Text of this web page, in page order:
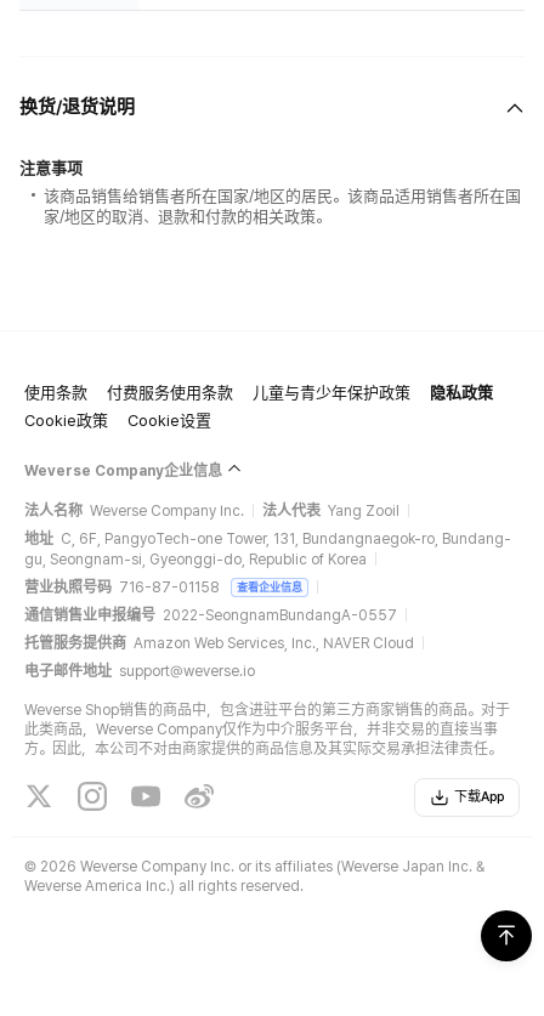
换货/退货说明
注意事项
该商品销售给销售者所在国家/地区的居民。该商品适用销售者所在国
家/地区的取消、退款和付款的相关政策。
使用条款 付费服务使用条款 儿童与青少年保护政策
隐私政策
Cookie政策
Cookie设置
Weverse Company企业信息
法人名称 Weverse Company Inc. 法人代表 Yang Zooil
地址 C, 6F, PangyoTech-one Tower, 131, Bundangnaegok-ro, Bundang-
gu, Seongnam-si, Gyeonggi-do, Republic of Korea
营业执照号码 716-87-01158 查看企业信息
通信销售业申报编号 2022-SeongnamBundangA-0557
托管服务提供商 Amazon Web Services, Inc., NAVER Cloud
电子邮件地址 support@weverse.io
Weverse Shop销售的商品中，包含进驻平台的第三方商家销售的商品。对于
此类商品，Weverse Company仅作为中介服务平台，并非交易的直接当事
方。因此，本公司不对由商家提供的商品信息及其实际交易承担法律责任。
下载App
© 2026 Weverse Company Inc. or its affiliates (Weverse Japan Inc. &
Weverse America Inc.) all rights reserved.